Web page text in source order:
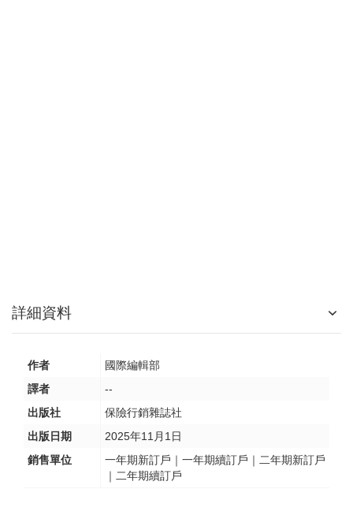
詳細資料
作者
國際編輯部
譯者
--
出版社
保險行銷雜誌社
出版日期
2025年11月1日
銷售單位
一年期新訂戶｜一年期續訂戶｜二年期新訂戶
｜二年期續訂戶